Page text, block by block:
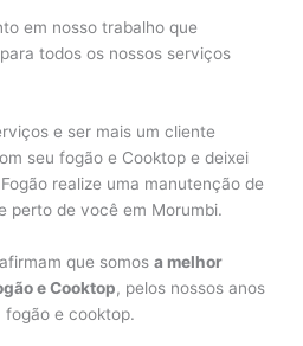
em nosso trabalho que
todos os nossos serviços
e ser mais um cliente
seu fogão e Cooktop e deixei
realize uma manutenção de
perto de você em Morumbi.
que somosa melhor
e Cooktop, pelos nossos anos
fogão e cooktop.